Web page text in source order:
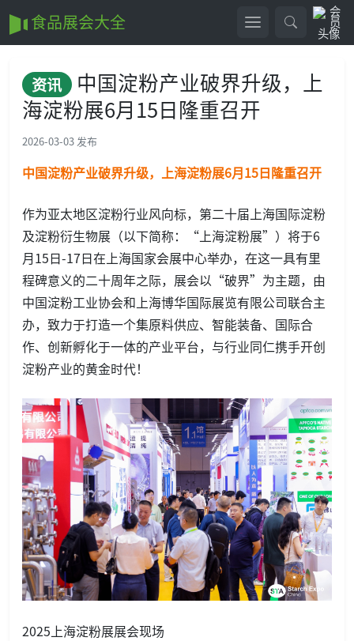
食品展会大全
资讯 中国淀粉产业破界升级，上
海淀粉展6月15日隆重召开
2026-03-03 发布
中国淀粉产业破界升级，上海淀粉展6月15日隆重召开
作为亚太地区淀粉行业风向标，第二十届上海国际淀粉
及淀粉衍生物展（以下简称：“上海淀粉展”）将于6
月15日-17日在上海国家会展中心举办，在这一具有里
程碑意义的二十周年之际，展会以“破界”为主题，由
中国淀粉工业协会和上海博华国际展览有限公司联合主
办，致力于打造一个集原料供应、智能装备、国际合
作、创新孵化于一体的产业平台，与行业同仁携手开创
淀粉产业的黄金时代！
2025上海淀粉展展会现场